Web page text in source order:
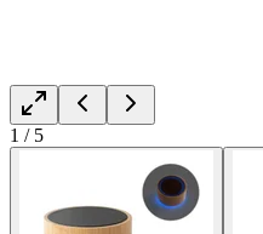
1 / 5